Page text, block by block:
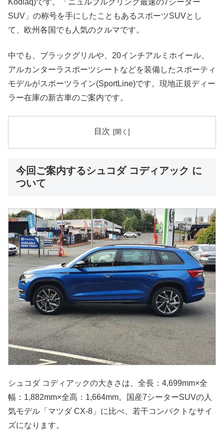
Kodiaq)です。「ニュルブルクリンク最速の7シーター
SUV」の称号を手にしたこともあるスポーツSUVとし
て、欧州各国でも人気のクルマです。
中でも、ブラックグリルや、20インチアルミホイール、
アルカンターラスポーツシートなどを装備したスポーティ
モデルがスポーツライン(SportLine)です。現地正規ディー
ラー在庫の新古車のご案内です。
目次
今回ご案内するシュコダ コディアック に
ついて
シュコダ コディアックの大きさは、全長：4,699mm×全
幅：1,882mm×全高：1,664mm。国産7シーターSUVの人
気モデル「マツダ CX-8」に比べ、若干コンパクトなサイ
ズになります。